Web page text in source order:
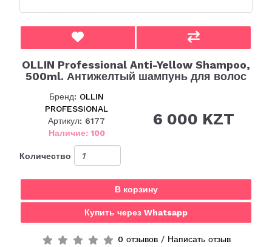
OLLIN Professional Anti-Yellow Shampoo,
500ml. Антижелтый шампунь для волос
Бренд: OLLIN
PROFESSIONAL
Артикул: 6177
Наличие: 100
6 000 KZT
Количество
В корзину
Купить через Whatsapp
0 отзывов/ Написать отзыв